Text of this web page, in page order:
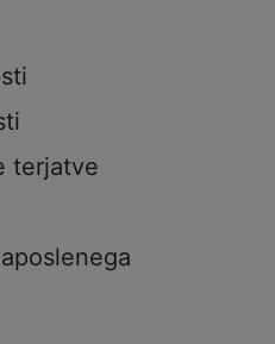
terjatve